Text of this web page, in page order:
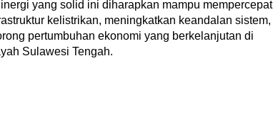
yang solid ini diharapkan mampu mempercepat
kelistrikan, meningkatkan keandalan sistem,
pertumbuhan ekonomi yang berkelanjutan di
Sulawesi Tengah.